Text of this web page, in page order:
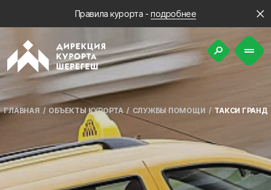
Правила курорта -подробнее
ГЛАВНАЯ ОБЪЕКТЫ КУРОРТА СЛУЖБЫ ПОМОЩИ ТАКСИ ГРАНД